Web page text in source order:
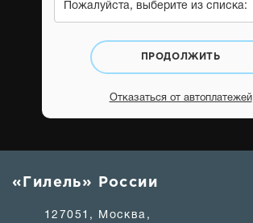
Пожалуйста, выберите из списка:
ПРОДОЛЖИТЬ
Отказаться от автоплатежей
«Гилель» России
127051, Москва,